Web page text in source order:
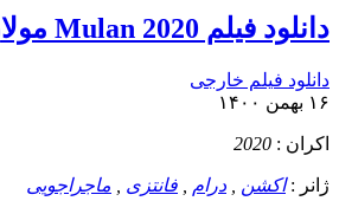
دانلود فیلم Mulan 2020 مولان
دانلود فیلم خارجی
۱۶ بهمن ۱۴۰۰
اکران : 2020
ژانر :اکشن درام فانتزی ماجراجویی